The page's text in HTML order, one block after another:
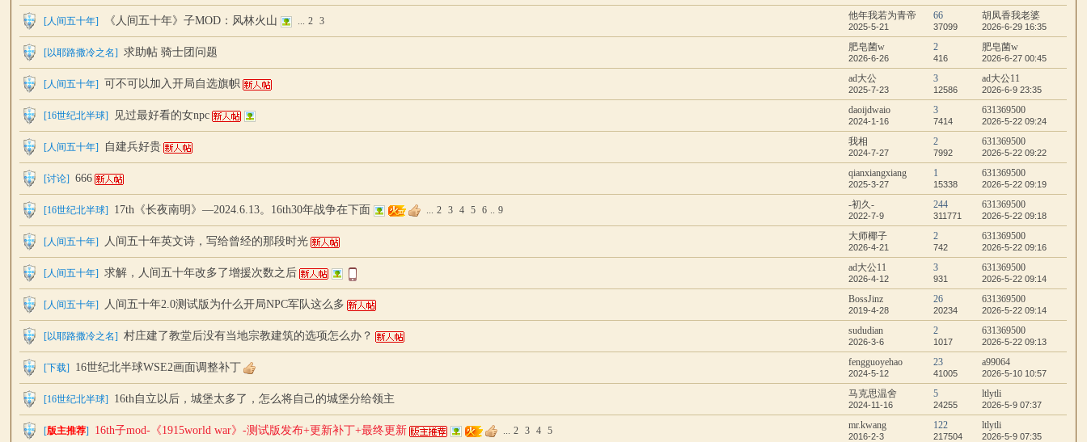
[人间五十年] 《人间五十年》子MOD：风林火山 ... 2 3 他年我若为青帝
2025-5-21
66
37099
胡凤香我老婆
2026-6-29 16:35
[以耶路撒冷之名] 求助帖 骑士团问题 肥皂菌w
2026-6-26
2
416
肥皂菌w
2026-6-27 00:45
[人间五十年] 可不可以加入开局自选旗帜 ad大公
2025-7-23
3
12586
ad大公11
2026-6-9 23:35
[16世纪北半球] 见过最好看的女npc daoijdwaio
2024-1-16
3
7414
631369500
2026-5-22 09:24
[人间五十年] 自建兵好贵 我相
2024-7-27
2
7992
631369500
2026-5-22 09:22
[讨论] 666 qianxiangxiang
2025-3-27
1
15338
631369500
2026-5-22 09:19
[16世纪北半球] 17th《长夜南明》—2024.6.13。16th30年战争在下面 ... 2 3 4 5 6 .. 9 -初久-
2022-7-9
244
311771
631369500
2026-5-22 09:18
[人间五十年] 人间五十年英文诗，写给曾经的那段时光 大师椰子
2026-4-21
2
742
631369500
2026-5-22 09:16
[人间五十年] 求解，人间五十年改多了增援次数之后 ad大公11
2026-4-12
3
931
631369500
2026-5-22 09:14
[人间五十年] 人间五十年2.0测试版为什么开局NPC军队这么多 BossJinz
2019-4-28
26
20234
631369500
2026-5-22 09:14
[以耶路撒冷之名] 村庄建了教堂后没有当地宗教建筑的选项怎么办？ sududian
2026-3-6
2
1017
631369500
2026-5-22 09:13
[下载] 16世纪北半球WSE2画面调整补丁 fengguoyehao
2024-5-12
23
41005
a99064
2026-5-10 10:57
[16世纪北半球] 16th自立以后，城堡太多了，怎么将自己的城堡分给领主 马克思温舍
2024-11-16
5
24255
ltlytli
2026-5-9 07:37
[版主推荐] 16th子mod-《1915world war》-测试版发布+更新补丁+最终更新 ... 2 3 4 5 mr.kwang
2016-2-3
122
217504
ltlytli
2026-5-9 07:35